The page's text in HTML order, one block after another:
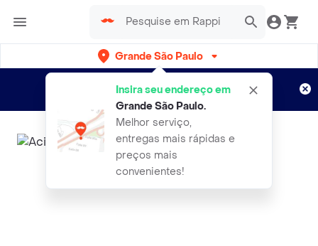
Grande São Paulo
Insira seu endereço em
Grande São Paulo.
Melhor serviço,
entregas mais rápidas e
preços mais
convenientes!
Entregas grátis por 15 dias!
Aplicam T&C